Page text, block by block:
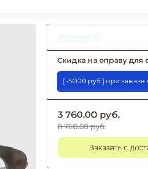
Отзывов: 0
Скидка на оправу для
[ -5000 руб ] при
3 760.00 руб.
8 760.00 руб.
Заказать с